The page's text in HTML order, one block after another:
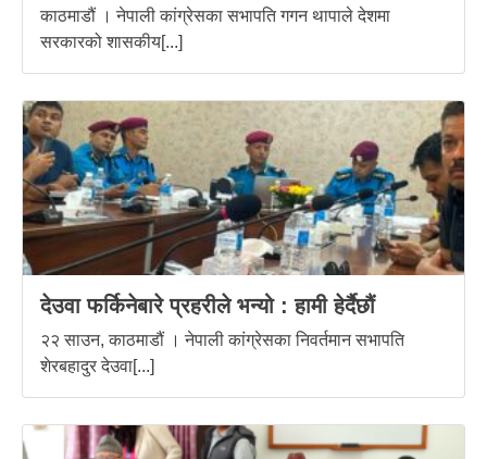
काठमाडौं । नेपाली कांग्रेसका सभापति गगन थापाले देशमा
सरकारको शासकीय[...]
देउवा फर्किनेबारे प्रहरीले भन्यो : हामी हेर्दैछौं
२२ साउन, काठमाडौं । नेपाली कांग्रेसका निवर्तमान सभापति
शेरबहादुर देउवा[...]